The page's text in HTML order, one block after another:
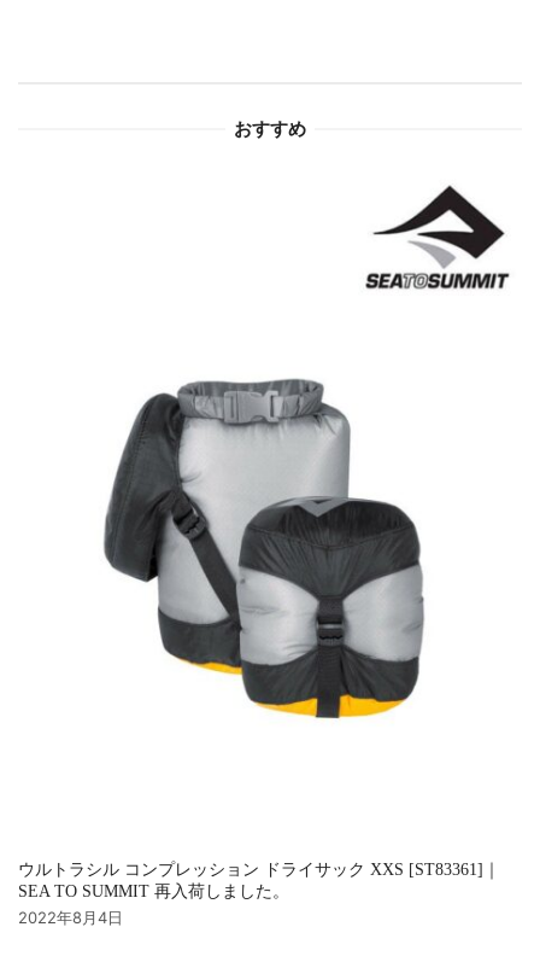
おすすめ
ウルトラシル コンプレッション ドライサック XXS [ST83361]｜
SEA TO SUMMIT 再入荷しました。
2022年8月4日